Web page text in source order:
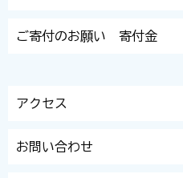
ご寄付のお願い 寄付金
アクセス
お問い合わせ